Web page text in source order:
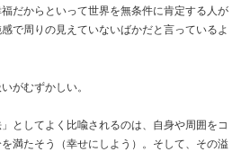
だからといって世界を無条件に肯定する人が
で周りの見えていないばかだと言っているよ
がむずかしい。
としてよく比喩されるのは、自身や周囲をコ
満たそう（幸せにしよう）。そして、その溢